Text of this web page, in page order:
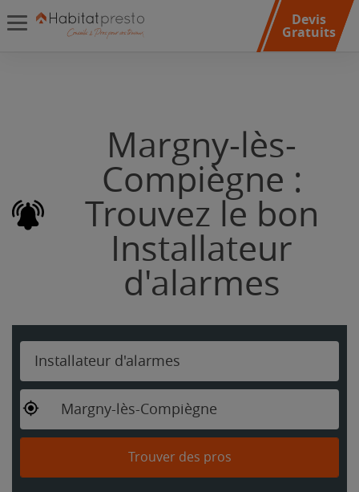
Devis
Gratuits
Margny-lès-
Compiègne :
Trouvez le bon
Installateur
d'alarmes
Installateur d'alarmes
Margny-lès-Compiègne
Trouver des pros